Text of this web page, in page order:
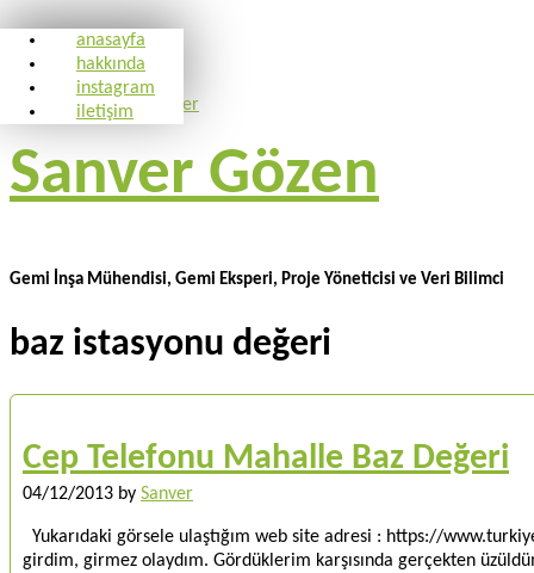
anasayfa
hakkında
instagram
iletişim
Sanver Gözen
Gemi İnşa Mühendisi, Gemi Eksperi, Proje Yöneticisi ve Veri Bilimci
baz istasyonu değeri
Cep Telefonu Mahalle Baz Değeri
04/12/2013 by Sanver
Yukarıdaki görsele ulaştığım web site adresi : https://
girdim, girmez olaydım. Gördüklerim karşısında gerçekten